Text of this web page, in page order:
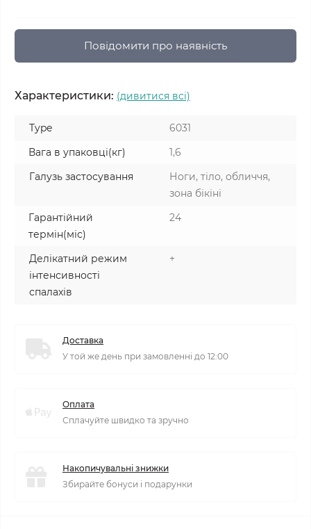
Повідомити про наявність
Характеристики: (дивитися всі)
Type
6031
Вага в упаковці(кг)
1,6
Галузь застосування
Ноги, тіло, обличчя,
зона бікіні
Гарантійний
термін(міс)
24
Делікатний режим
інтенсивності
спалахів
+
Доставка
У той же день при замовленні до 12:00
Оплата
Сплачуйте швидко та зручно
Накопичувальні знижки
Збирайте бонуси і подарунки